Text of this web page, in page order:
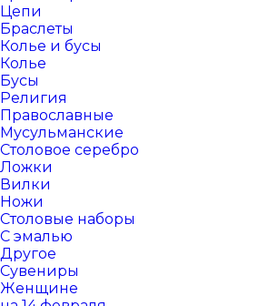
Цепи
Браслеты
Колье и бусы
Колье
Бусы
Религия
Православные
Мусульманские
Столовое серебро
Ложки
Вилки
Ножи
Столовые наборы
С эмалью
Другое
Сувениры
Женщине